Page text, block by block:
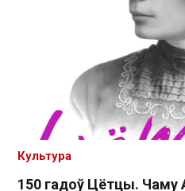
150 гадоў Цётцы. Чаму
Культура